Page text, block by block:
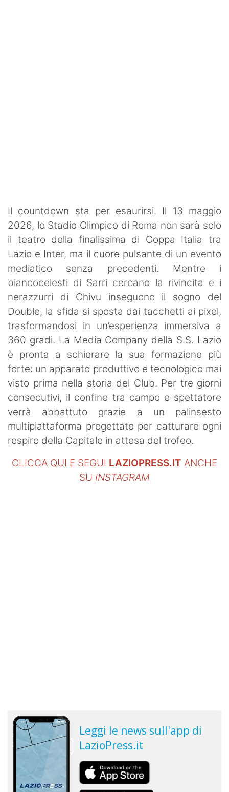
Il countdown sta per esaurirsi. Il 13 maggio
2026, lo Stadio Olimpico di Roma non sarà solo
il teatro della finalissima di Coppa Italia tra
Lazio e Inter, ma il cuore pulsante di un evento
mediatico senza precedenti. Mentre i
biancocelesti di Sarri cercano la rivincita e i
nerazzurri di Chivu inseguono il sogno del
Double, la sfida si sposta dai tacchetti ai pixel,
trasformandosi in un’esperienza immersiva a
360 gradi. La Media Company della S.S. Lazio
è pronta a schierare la sua formazione più
forte: un apparato produttivo e tecnologico mai
visto prima nella storia del Club. Per tre giorni
consecutivi, il confine tra campo e spettatore
verrà abbattuto grazie a un palinsesto
multipiattaforma progettato per catturare ogni
respiro della Capitale in attesa del trofeo.
CLICCA QUI E SEGUI LAZIOPRESS.IT ANCHE
SU INSTAGRAM